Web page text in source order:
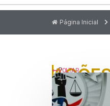
Página Inicial
P
u
bl
ic
DA
VOLTAR